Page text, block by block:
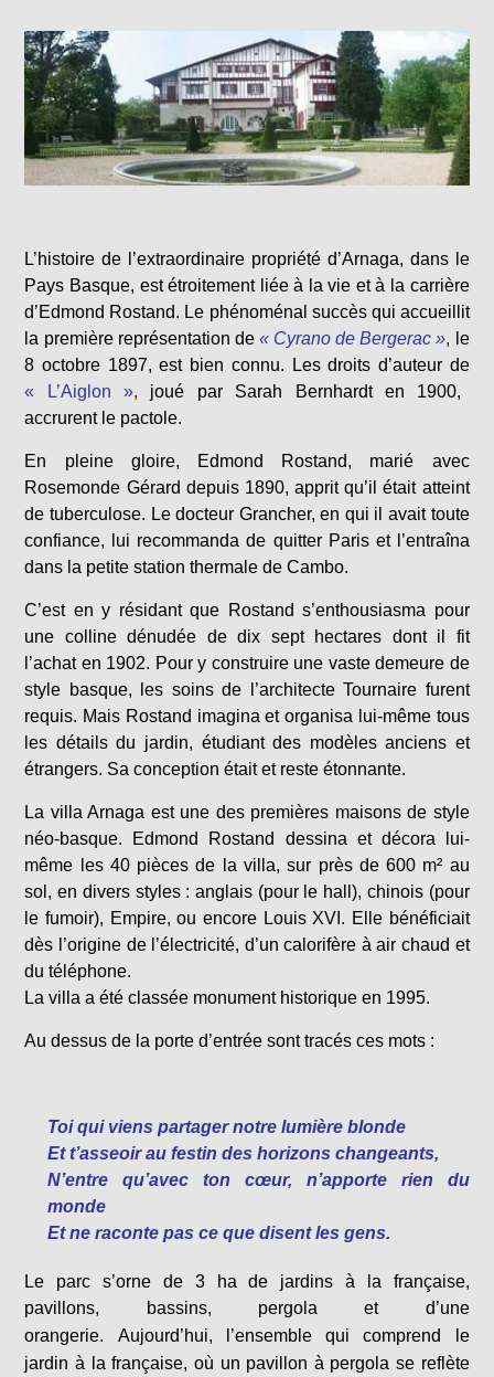
L’histoire de l’extraordinaire propriété d’Arnaga, dans le
Pays Basque, est étroitement liée à la vie et à la carrière
d’Edmond Rostand. Le phénoménal succès qui accueillit
la première représentation de « Cyrano de Bergerac », le
8 octobre 1897, est bien connu. Les droits d’auteur de
« L’Aiglon », joué par Sarah Bernhardt en 1900,
accrurent le pactole.
En pleine gloire, Edmond Rostand, marié avec
Rosemonde Gérard depuis 1890, apprit qu’il était atteint
de tuberculose. Le docteur Grancher, en qui il avait toute
confiance, lui recommanda de quitter Paris et l’entraîna
dans la petite station thermale de Cambo.
C’est en y résidant que Rostand s’enthousiasma pour
une colline dénudée de dix sept hectares dont il fit
l’achat en 1902. Pour y construire une vaste demeure de
style basque, les soins de l’architecte Tournaire furent
requis. Mais Rostand imagina et organisa lui-même tous
les détails du jardin, étudiant des modèles anciens et
étrangers. Sa conception était et reste étonnante.
La villa Arnaga est une des premières maisons de style
néo-basque. Edmond Rostand dessina et décora lui-
même les 40 pièces de la villa, sur près de 600 m² au
sol, en divers styles : anglais (pour le hall), chinois (pour
le fumoir), Empire, ou encore Louis XVI. Elle bénéficiait
dès l’origine de l’électricité, d’un calorifère à air chaud et
du téléphone.
La villa a été classée monument historique en 1995.
Au dessus de la porte d’entrée sont tracés ces mots :
Toi qui viens partager notre lumière blonde
Et t’asseoir au festin des horizons changeants,
N’entre qu’avec ton cœur, n’apporte rien du
monde
Et ne raconte pas ce que disent les gens.
Le parc s’orne de 3 ha de jardins à la française,
pavillons, bassins, pergola et d’une
orangerie. Aujourd’hui, l’ensemble qui comprend le
jardin à la française, où un pavillon à pergola se reflète